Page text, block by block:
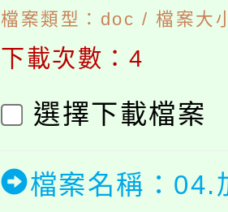
檔案類型：doc / 檔案大
下載次數：4
選擇下載檔案
檔案名稱：04.